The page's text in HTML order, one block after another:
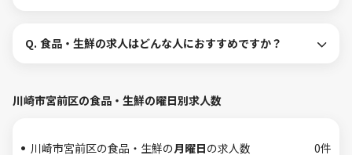
Q. 食品・生鮮の求人はどんな人におすすめですか？
川崎市宮前区の食品・生鮮の曜日別求人数
川崎市宮前区の食品・生鮮の月曜日の求人数
0件